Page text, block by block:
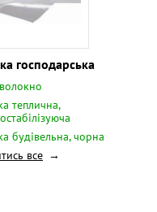
господарська
теплична,
будівельна, чорна
все